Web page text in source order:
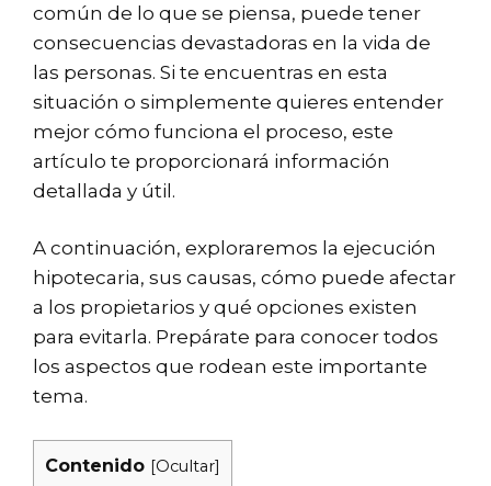
común de lo que se piensa, puede tener
consecuencias devastadoras en la vida de
las personas. Si te encuentras en esta
situación o simplemente quieres entender
mejor cómo funciona el proceso, este
artículo te proporcionará información
detallada y útil.
A continuación, exploraremos la ejecución
hipotecaria, sus causas, cómo puede afectar
a los propietarios y qué opciones existen
para evitarla. Prepárate para conocer todos
los aspectos que rodean este importante
tema.
Contenido [Ocultar]